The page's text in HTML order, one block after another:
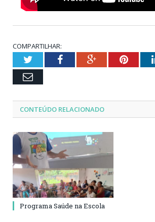
COMPARTILHAR:
TwitterFacebookGoogle+
Email
CONTEÚDO RELACIONADO
Programa Saúde na Escola